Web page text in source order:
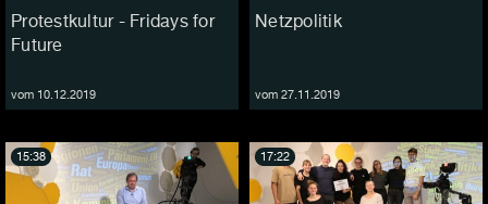
Protestkultur - Fridays for
Future
vom 10.12.2019
Netzpolitik
vom 27.11.2019
15:38 17:22